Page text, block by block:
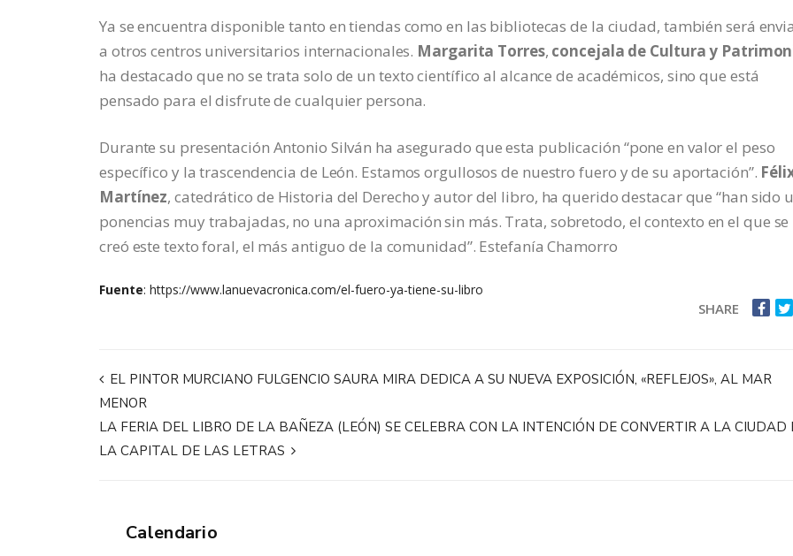
Ya se encuentra disponible tanto en tiendas como en las bibliotecas de la ciudad, también será
a otros centros universitarios internacionales. Margarita Torres, concejala de Cultura y
ha destacado que no se trata solo de un texto científico al alcance de académicos, sino que está
pensado para el disfrute de cualquier persona.
Durante su presentación Antonio Silván ha asegurado que esta publicación “pone en valor el peso
específico y la trascendencia de León. Estamos orgullosos de nuestro fuero y de su aportación”.
Martínez, catedrático de Historia del Derecho y autor del libro, ha querido destacar que “han sido
ponencias muy trabajadas, no una aproximación sin más. Trata, sobretodo, el contexto en el que se
creó este texto foral, el más antiguo de la comunidad”. Estefanía Chamorro
Fuente: https://www.lanuevacronica.com/el-fuero-ya-tiene-su-libro
SHARE
EL PINTOR MURCIANO FULGENCIO SAURA MIRA DEDICA A SU NUEVA EXPOSICIÓN, «REFLEJOS», AL MAR
MENOR
LA FERIA DEL LIBRO DE LA BAÑEZA (LEÓN) SE CELEBRA CON LA INTENCIÓN DE CONVERTIR A LA CIUDAD
LA CAPITAL DE LAS LETRAS
Calendario